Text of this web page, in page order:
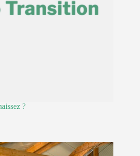
?